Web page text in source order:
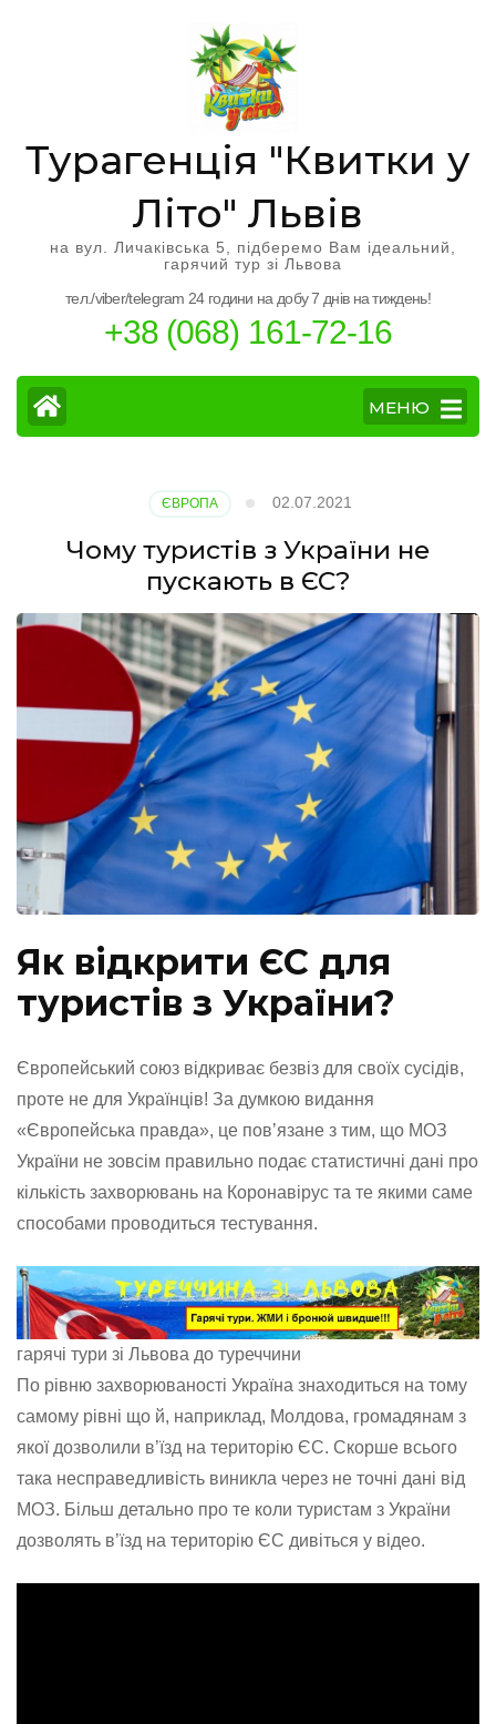
Турагенція "Квитки у
Літо" Львів
на вул. Личаківська 5, підберемо Вам ідеальний,
гарячий тур зі Львова
тел./viber/telegram 24 години на добу 7 днів на тиждень!
+38 (068) 161-72-16
МЕНЮ
ЄВРОПА 02.07.2021
Чому туристів з України не
пускають в ЄС?
Як відкрити ЄС для
туристів з України?
Європейський союз відкриває безвіз для своїх сусідів,
проте не для Українців! За думкою видання
«Європейська правда», це пов’язане з тим, що МОЗ
України не зовсім правильно подає статистичні дані про
кількість захворювань на Коронавірус та те якими саме
способами проводиться тестування.
гарячі тури зі Львова до туреччини
По рівню захворюваності Україна знаходиться на тому
самому рівні що й, наприклад, Молдова, громадянам з
якої дозволили в’їзд на територію ЄС. Скорше всього
така несправедливість виникла через не точні дані від
МОЗ. Більш детально про те коли туристам з України
дозволять в’їзд на територію ЄС дивіться у відео.